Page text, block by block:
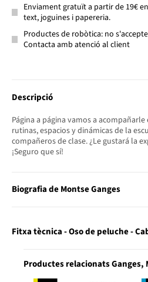
Enviament gratuït a partir de 19€
text, joguines i papereria.
Productes de robòtica: no
Contacta amb atenció al client
Descripció
Página a página vamos a
rutinas, espacios y dinámicas de la
compañeros de clase. ¿Le gustará la
¡Seguro que sí!
Biografia de Montse Ganges
Fitxa tècnica - Oso de peluche -
Productes relacionats Ganges,